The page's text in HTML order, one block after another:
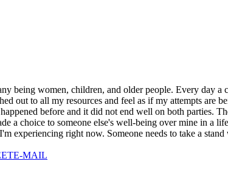
being women, children, and older people. Every day a
out to all my resources and feel as if my attempts are
before and it did not end well on both parties.
a choice to someone else's well-being over mine in a
experiencing right now. Someone needs to take a stand
E-MAIL